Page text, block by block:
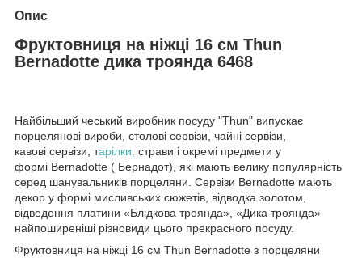
Опис
Фруктовниця на ніжці 16 см Thun
Bernadotte дика троянда 6468
Найбільший чеський виробник посуду "Thun" випускає
порцелянові вироби, столові сервізи, чайні сервізи,
кавові сервізи, тарілки, страви і окремі предмети у
формі Bernadotte ( Бернадот), які мають велику популярність
серед шанувальників порцеляни. Сервізи Bernadotte мають
декор у формі мисливських сюжетів, відводка золотом,
відведення платини «Блідкова троянда», «Дика троянда»
найпоширеніші різновиди цього прекрасного посуду.
Фруктовниця на ніжці 16 см Thun Bernadotte з порцеляни